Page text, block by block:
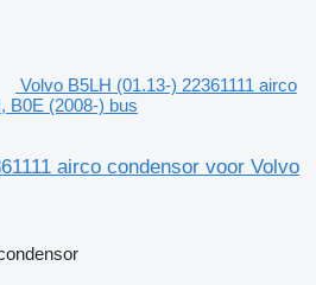
Volvo B5LH (01.13-) 22361111 airco
B0E (2008-) bus
airco condensor voor Volvo